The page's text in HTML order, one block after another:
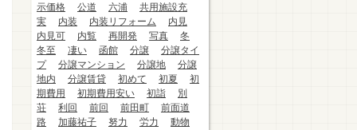
示価格
公道 六浦
共用施設充
実
内装 内装リフォーム
内見
内見可
内覧 再開発 写真
冬
冬至
凄い 函館 分譲
分譲タイ
プ
分譲マンション 分譲地
分譲
地内
分譲賃貸 初めて 初夏
初
期費用
初期費用安い 初詣
別
荘
利回 前回 前田町
前面道
路
加藤祐子 努力 労力
動物